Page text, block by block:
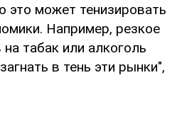
это может тенизировать
Например, резкое
табак или алкоголь
в тень эти рынки",